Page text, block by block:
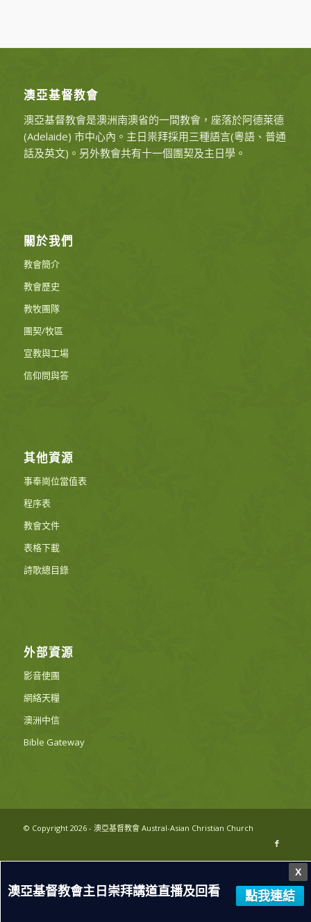
澳亞基督教會
澳亞基督教會是澳洲南澳省的一間教會，座落於阿德萊德
(Adelaide) 市中心內。主日祟拜採用三種語言(粵語、普通
話及英文)。另外教會共有十一個團契及主日學。
關於我們
教會簡介
教會歷史
教牧團隊
團契/牧區
宣教與工場
信仰問與答
其他資源
事奉崗位當值表
程序表
教會文件
表格下載
詩歌總目錄
外部資源
影音使團
網絡天糧
澳洲中信
Bible Gateway
© Copyright 2026 - 澳亞基督教會 Austral-Asian Christian Church
X
澳亞基督教會主日崇拜講道直播及回看 點我連結